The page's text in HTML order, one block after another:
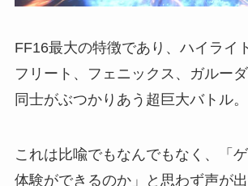
FF16最大の特徴であり、ハイライ
フリート、フェニックス、ガルー
同士がぶつかりあう超巨大バトル。
これは比喩でもなんでもなく、「
体験ができるのか」と思わず声が